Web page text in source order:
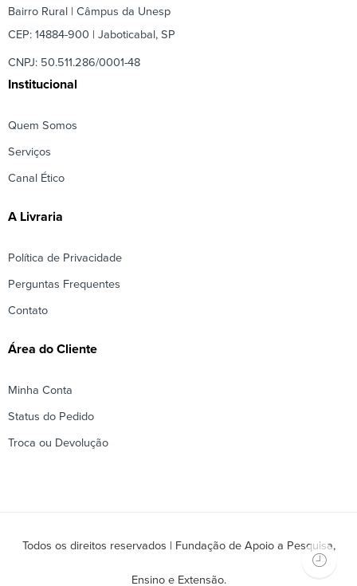
Bairro Rural | Câmpus da Unesp
CEP: 14884-900 | Jaboticabal, SP
CNPJ: 50.511.286/0001-48
Institucional
Quem Somos
Serviços
Canal Ético
A Livraria
Política de Privacidade
Perguntas Frequentes
Contato
Área do Cliente
Minha Conta
Status do Pedido
Troca ou Devolução
Todos os direitos reservados | Fundação de Apoio a Pesquisa,
Ensino e Extensão.